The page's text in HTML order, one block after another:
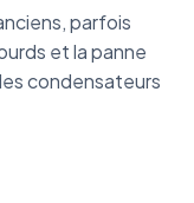
parfois
et la panne
condensateurs